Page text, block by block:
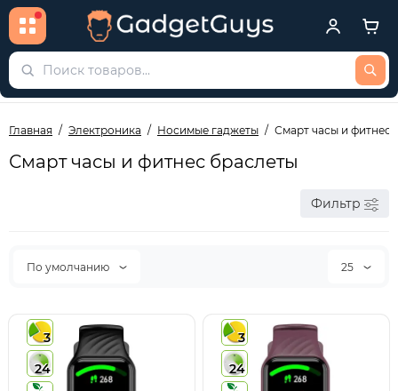
Главная Электроника Носимые гаджеты Смарт часы и фитнес
Смарт часы и фитнес браслеты
Фильтр
По умолчанию 25
3
24
3
24